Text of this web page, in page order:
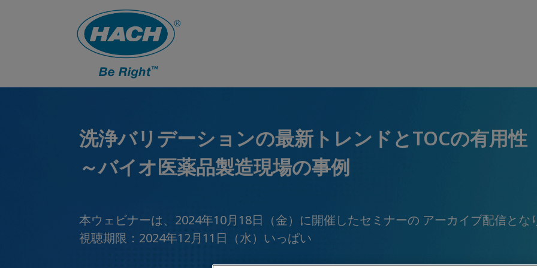
洗浄バリデーションの最新トレンドとTOCの有用性
～バイオ医薬品製造現場の事例
本ウェビナーは、2024年10月18日（金）に開催したセミナーの アーカイブ配信とな
視聴期限：2024年12月11日（水）いっぱい